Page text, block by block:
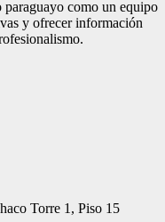
paraguayo como un equipo
y ofrecer información
Torre 1, Piso 15